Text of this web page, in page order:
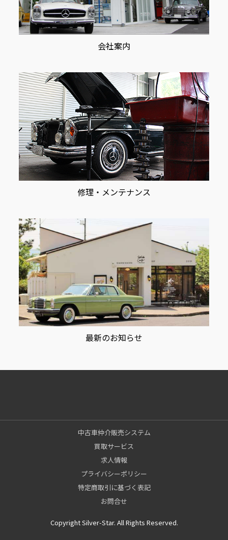
会社案内
修理・メンテナンス
最新のお知らせ
中古車仲介販売システム
買取サービス
求人情報
プライバシーポリシー
特定商取引に基づく表記
お問合せ
Copyright Silver-Star. All Rights Reserved.